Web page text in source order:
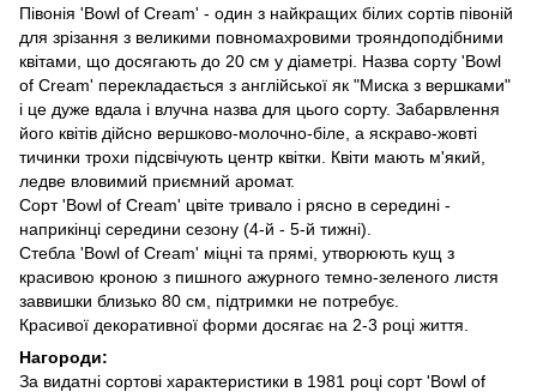
Півонія 'Bowl of Cream' - один з найкращих білих сортів півоній
для зрізання з великими повномахровими трояндоподібними
квітами, що досягають до 20 см у діаметрі. Назва сорту 'Bowl
of Cream' перекладається з англійської як "Миска з вершками"
і це дуже вдала і влучна назва для цього сорту. Забарвлення
його квітів дійсно вершково-молочно-біле, а яскраво-жовті
тичинки трохи підсвічують центр квітки. Квіти мають м'який,
ледве вловимий приємний аромат.
Сорт 'Bowl of Cream' цвіте тривало і рясно в середині -
наприкінці середини сезону (4-й - 5-й тижні).
Стебла 'Bowl of Cream' міцні та прямі, утворюють кущ з
красивою кроною з пишного ажурного темно-зеленого листя
заввишки близько 80 см, підтримки не потребує.
Красивої декоративної форми досягає на 2-3 році життя.
Нагороди:
За видатні сортові характеристики в 1981 році сорт 'Bowl of